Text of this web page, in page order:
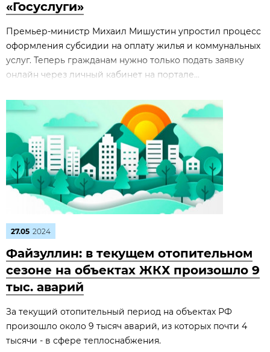
«Госуслуги»
Премьер-министр Михаил Мишустин упростил процесс
оформления субсидии на оплату жилья и коммунальных
услуг. Теперь гражданам нужно только подать заявку
онлайн через личный кабинет на портале...
27.05 2024
Файзуллин: в текущем отопительном
сезоне на объектах ЖКХ произошло 9
тыс. аварий
За текущий отопительный период на объектах РФ
произошло около 9 тысяч аварий, из которых почти 4
тысячи - в сфере теплоснабжения.